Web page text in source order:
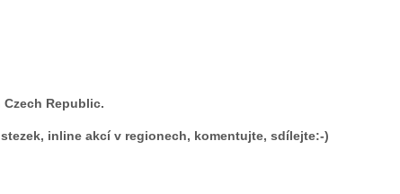
Republic.
inline akcí v regionech, komentujte, sdílejte:-)